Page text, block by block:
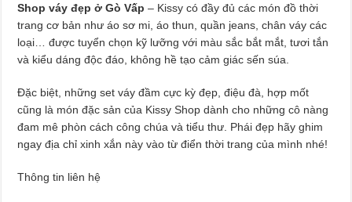
Shop váy đẹp ở Gò Vấp – Kissy có đầy đủ các món đồ thời
trang cơ bản như áo sơ mi, áo thun, quần jeans, chân váy các
loại… được tuyển chọn kỹ lưỡng với màu sắc bắt mắt, tươi tắn
và kiểu dáng độc đáo, không hề tạo cảm giác sến súa.
Đặc biệt, những set váy đầm cực kỳ đẹp, điệu đà, hợp mốt
cũng là món đặc sản của Kissy Shop dành cho những cô nàng
đam mê phòn cách công chúa và tiểu thư. Phái đẹp hãy ghim
ngay địa chỉ xinh xắn này vào từ điển thời trang của mình nhé!
Thông tin liên hệ